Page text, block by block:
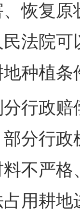
恢复
法院
种植条
政赔
分行
不严
用耕